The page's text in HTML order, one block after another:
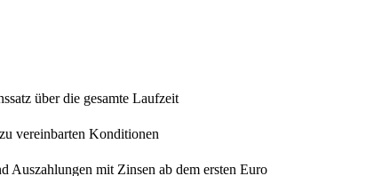
über die gesamte Laufzeit
vereinbarten Konditionen
Auszahlungen mit Zinsen ab dem ersten Euro